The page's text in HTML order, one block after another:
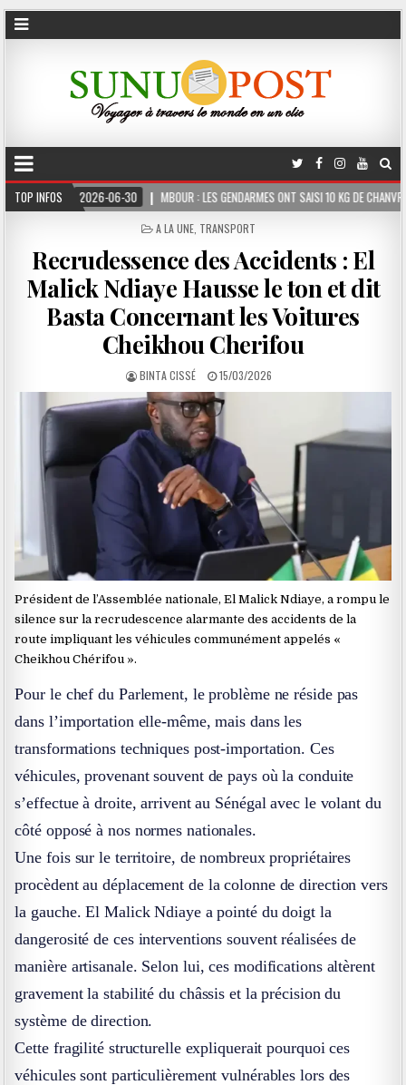
TOP INFOS
2026-06-30 MBOUR : LES GENDARMES ONT SAISI 10 KG DE CHANVRE INDIEN
POSTED
A LA UNE TRANSPORT
Recrudessence des Accidents : El
Malick Ndiaye Hausse le ton et dit
Basta Concernant les Voitures
Cheikhou Cherifou
BINTA CISSÉ 15/03/2026
Président de l’Assemblée nationale, El Malick Ndiaye, a rompu le
silence sur la recrudescence alarmante des accidents de la
route impliquant les véhicules communément appelés «
Cheikhou Chérifou ».
Pour le chef du Parlement, le problème ne réside pas
dans l’importation elle-même, mais dans les
transformations techniques post-importation. Ces
véhicules, provenant souvent de pays où la conduite
s’effectue à droite, arrivent au Sénégal avec le volant du
côté opposé à nos normes nationales.
Une fois sur le territoire, de nombreux propriétaires
procèdent au déplacement de la colonne de direction vers
la gauche. El Malick Ndiaye a pointé du doigt la
dangerosité de ces interventions souvent réalisées de
manière artisanale. Selon lui, ces modifications altèrent
gravement la stabilité du châssis et la précision du
système de direction.
Cette fragilité structurelle expliquerait pourquoi ces
véhicules sont particulièrement vulnérables lors des